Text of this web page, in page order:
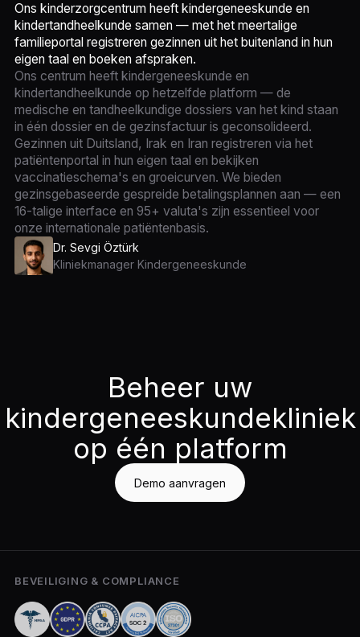
Ons kinderzorgcentrum heeft kindergeneeskunde en
kindertandheelkunde samen — met het meertalige
familieportal registreren gezinnen uit het buitenland in hun
eigen taal en boeken afspraken.
Ons centrum heeft kindergeneeskunde en
kindertandheelkunde op hetzelfde platform — de
medische en tandheelkundige dossiers van het kind staan
in één dossier en de gezinsfactuur is geconsolideerd.
Gezinnen uit Duitsland, Irak en Iran registreren via het
patiëntenportal in hun eigen taal en bekijken
vaccinatieschema's en groeicurven. We bieden
gezinsgebaseerde gespreide betalingsplannen aan — een
16-talige interface en 95+ valuta's zijn essentieel voor
onze internationale patiëntenbasis.
Dr. Sevgi Öztürk
Kliniekmanager Kindergeneeskunde
Beheer uw
kindergeneeskundekliniek
op één platform
Demo aanvragen
BEVEILIGING & COMPLIANCE